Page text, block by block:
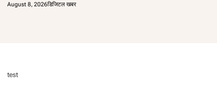
August 8, 2026डिजिटल खबर
test